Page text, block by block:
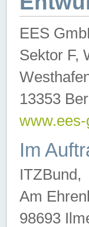
EES
Sektor F,
13353
Im
ITZBund,
Am
98693